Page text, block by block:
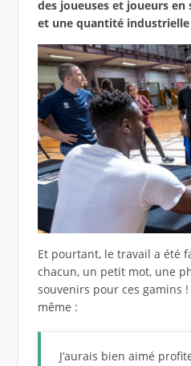
des joueuses et joueurs
et une quantité industrielle
Et pourtant, le travail a été
chacun, un petit mot, une
souvenirs pour ces gamins
même :
J’aurais bien aimé